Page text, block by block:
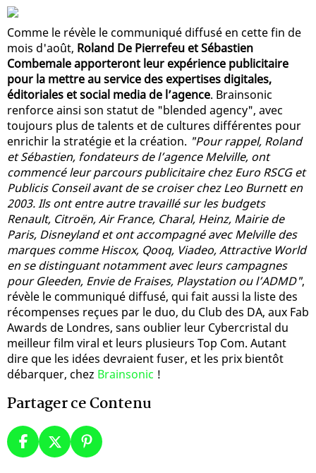
Comme le révèle le communiqué diffusé en cette fin de
mois d'août, Roland De Pierrefeu et Sébastien
Combemale apporteront leur expérience publicitaire
pour la mettre au service des expertises digitales,
éditoriales et social media de l’agence. Brainsonic
renforce ainsi son statut de "blended agency", avec
toujours plus de talents et de cultures différentes pour
enrichir la stratégie et la création. "Pour rappel, Roland
et Sébastien, fondateurs de l’agence Melville, ont
commencé leur parcours publicitaire chez Euro RSCG et
Publicis Conseil avant de se croiser chez Leo Burnett en
2003. Ils ont entre autre travaillé sur les budgets
Renault, Citroën, Air France, Charal, Heinz, Mairie de
Paris, Disneyland et ont accompagné avec Melville des
marques comme Hiscox, Qooq, Viadeo, Attractive World
en se distinguant notamment avec leurs campagnes
pour Gleeden, Envie de Fraises, Playstation ou l’ADMD",
révèle le communiqué diffusé, qui fait aussi la liste des
récompenses reçues par le duo, du Club des DA, aux Fab
Awards de Londres, sans oublier leur Cybercristal du
meilleur film viral et leurs plusieurs Top Com. Autant
dire que les idées devraient fuser, et les prix bientôt
débarquer, chez Brainsonic !
Partager ce Contenu